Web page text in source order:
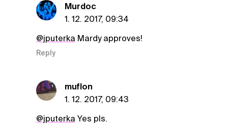
Murdoc
1. 12. 2017, 09:34
@jputerka Mardy approves!
Reply
muflon
1. 12. 2017, 09:43
@jputerka Yes pls.